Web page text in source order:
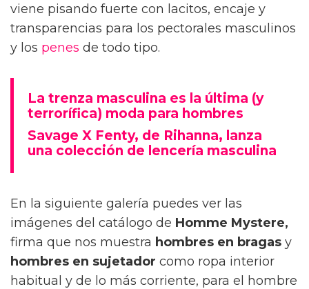
viene pisando fuerte con lacitos, encaje y
transparencias para los pectorales masculinos
y los penes de todo tipo.
La trenza masculina es la última (y
terrorífica) moda para hombres
Savage X Fenty, de Rihanna, lanza
una colección de lencería masculina
En la siguiente galería puedes ver las
imágenes del catálogo de Homme Mystere,
firma que nos muestra hombres en bragas y
hombres en sujetador como ropa interior
habitual y de lo más corriente, para el hombre